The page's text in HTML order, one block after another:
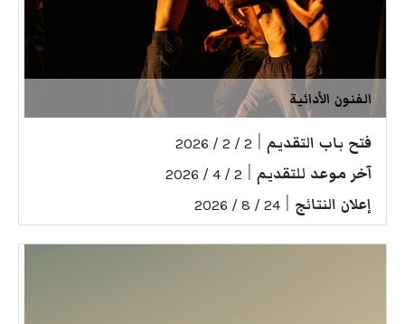
الفنون الأدائية
فتح باب التقديم 2 / 2 / 2026
آخر موعد للتقديم 2 / 4 / 2026
إعلان النتائج 24 / 8 / 2026